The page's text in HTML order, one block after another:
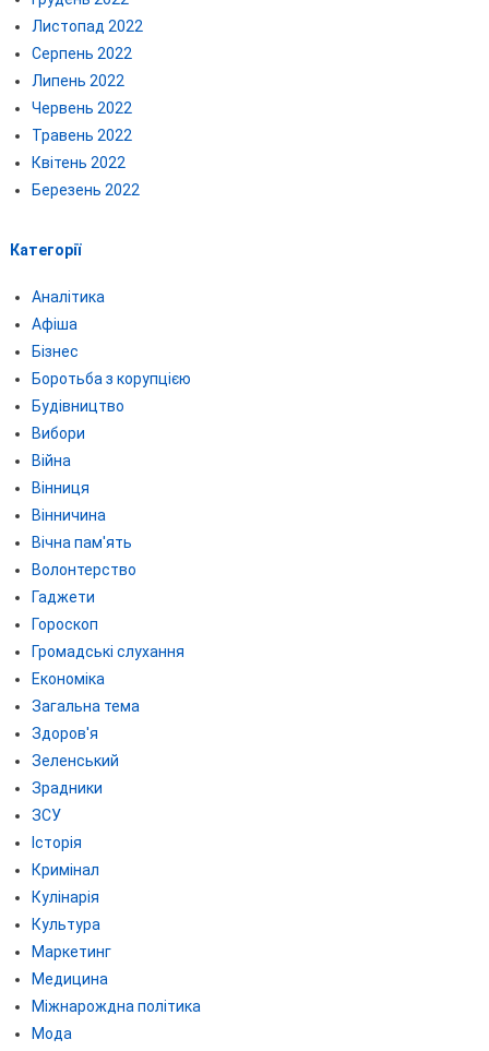
Листопад 2022
Серпень 2022
Липень 2022
Червень 2022
Травень 2022
Квітень 2022
Березень 2022
Категорії
Аналітика
Афіша
Бізнес
Боротьба з корупцією
Будівництво
Вибори
Війна
Вінниця
Вінничина
Вічна пам'ять
Волонтерство
Гаджети
Гороскоп
Громадські слухання
Економіка
Загальна тема
Здоров'я
Зеленський
Зрадники
ЗСУ
Історія
Кримінал
Кулінарія
Культура
Маркетинг
Медицина
Міжнарождна політика
Мода